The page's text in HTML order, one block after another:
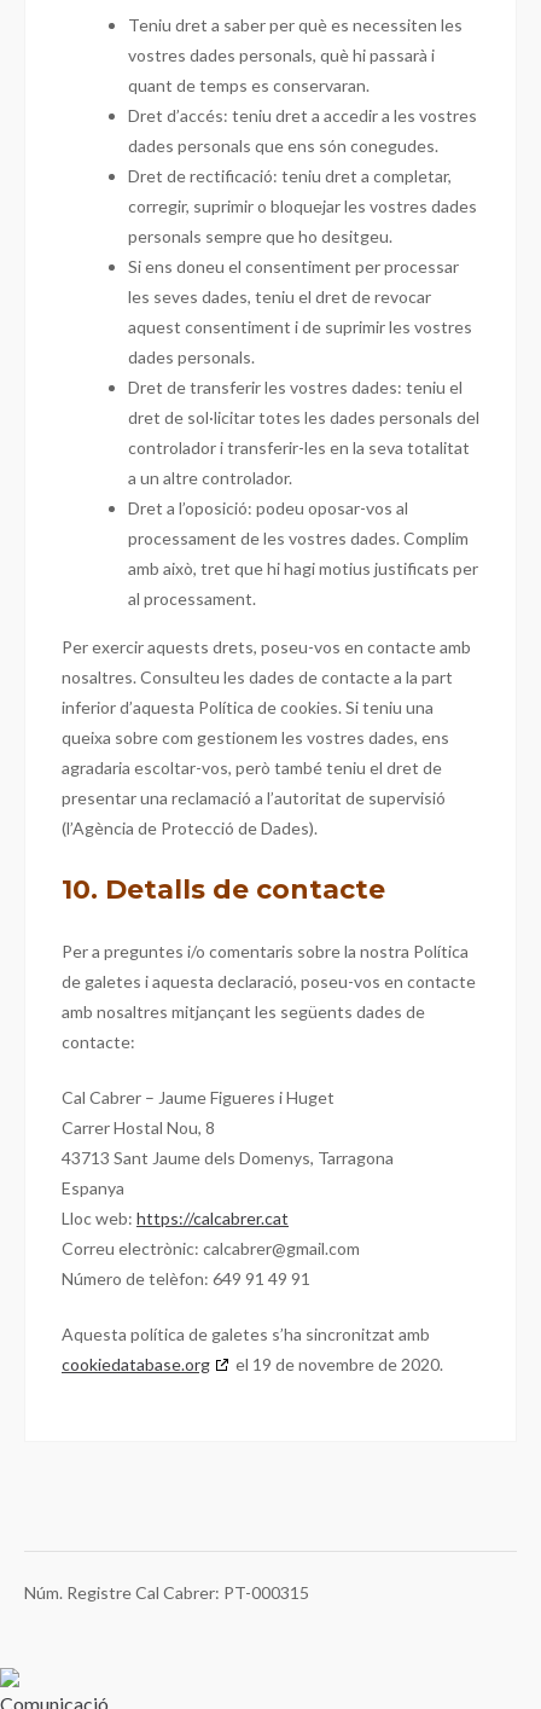
Teniu dret a saber per què es necessiten les
vostres dades personals, què hi passarà i
quant de temps es conservaran.
Dret d’accés: teniu dret a accedir a les vostres
dades personals que ens són conegudes.
Dret de rectificació: teniu dret a completar,
corregir, suprimir o bloquejar les vostres dades
personals sempre que ho desitgeu.
Si ens doneu el consentiment per processar
les seves dades, teniu el dret de revocar
aquest consentiment i de suprimir les vostres
dades personals.
Dret de transferir les vostres dades: teniu el
dret de sol·licitar totes les dades personals del
controlador i transferir-les en la seva totalitat
a un altre controlador.
Dret a l’oposició: podeu oposar-vos al
processament de les vostres dades. Complim
amb això, tret que hi hagi motius justificats per
al processament.
Per exercir aquests drets, poseu-vos en contacte amb
nosaltres. Consulteu les dades de contacte a la part
inferior d’aquesta Política de cookies. Si teniu una
queixa sobre com gestionem les vostres dades, ens
agradaria escoltar-vos, però també teniu el dret de
presentar una reclamació a l’autoritat de supervisió
(l’Agència de Protecció de Dades).
10. Detalls de contacte
Per a preguntes i/o comentaris sobre la nostra Política
de galetes i aquesta declaració, poseu-vos en contacte
amb nosaltres mitjançant les següents dades de
contacte:
Cal Cabrer – Jaume Figueres i Huget
Carrer Hostal Nou, 8
43713 Sant Jaume dels Domenys, Tarragona
Espanya
Lloc web: https://calcabrer.cat
Correu electrònic: calcabrer@gmail.com
Número de telèfon: 649 91 49 91
Aquesta política de galetes s’ha sincronitzat amb
cookiedatabase.org
el 19 de novembre de 2020.
Núm. Registre Cal Cabrer: PT-000315